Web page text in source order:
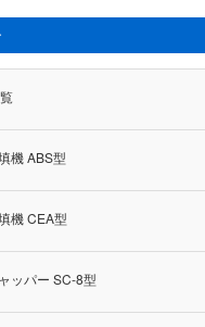
機 ABS型
機 CEA型
ッパー SC-8型